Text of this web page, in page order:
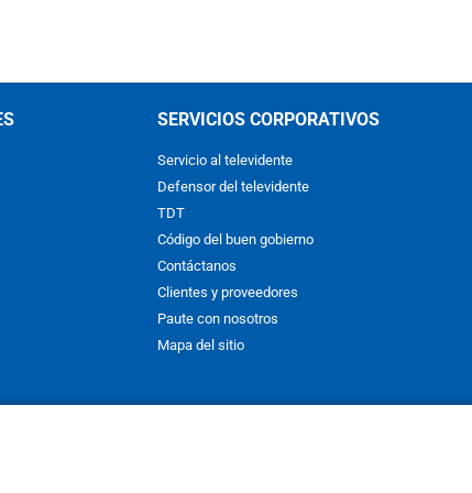
SERVICIOS CORPORATIVOS
Servicio al televidente
Defensor del televidente
TDT
Código del buen gobierno
Contáctanos
Clientes y proveedores
Paute con nosotros
Mapa del sitio